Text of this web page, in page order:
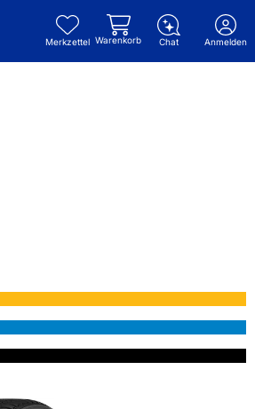
Merkzettel Warenkorb Chat Anmelden